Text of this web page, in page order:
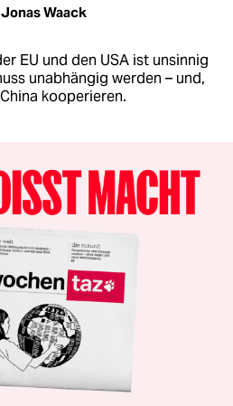
Jonas Waack
EU und den USA ist unsinnig
unabhängig werden – und,
kooperieren.